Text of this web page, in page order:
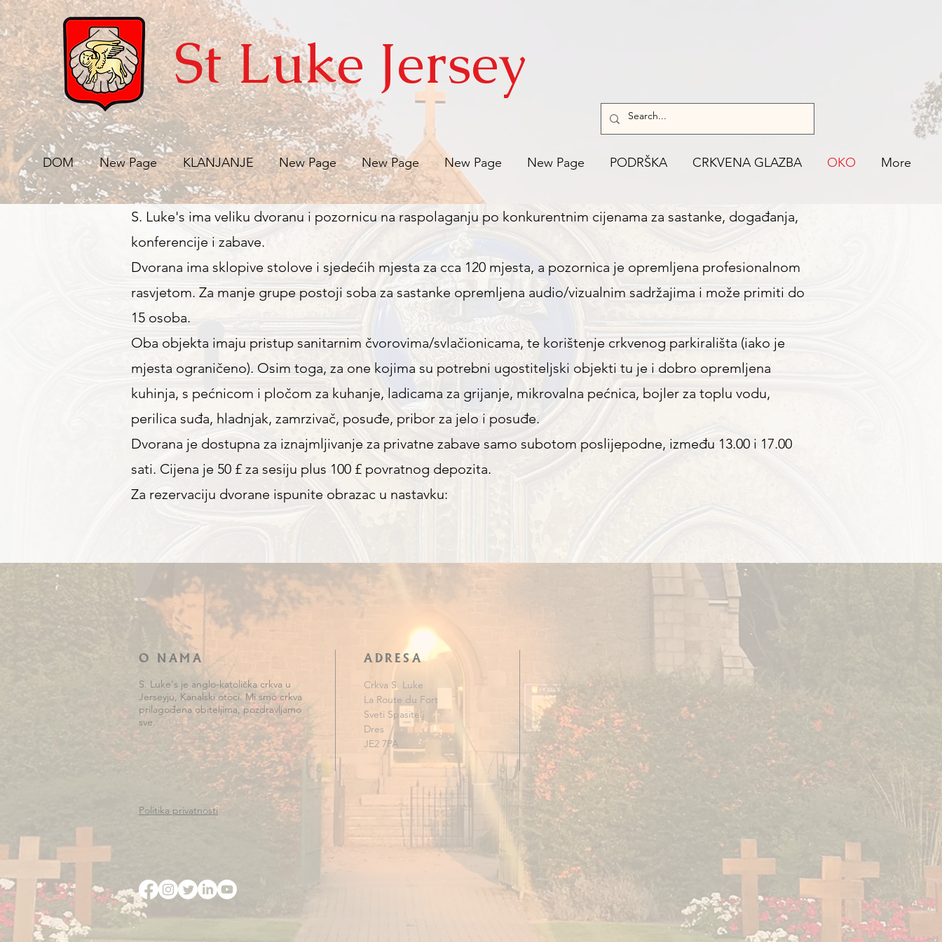
St Luke Jersey
DOM New Page KLANJANJE New Page New Page New Page New Page PODRŠKA CRKVENA GLAZBA OKO More
S. Luke's ima veliku dvoranu i pozornicu na raspolaganju po konkurentnim cijenama za sastanke, događanja,
konferencije i zabave.
Dvorana ima sklopive stolove i sjedećih mjesta za cca 120 mjesta, a pozornica je opremljena profesionalnom
rasvjetom. Za manje grupe postoji soba za sastanke opremljena audio/vizualnim sadržajima i može primiti do
15 osoba.
Oba objekta imaju pristup sanitarnim čvorovima/svlačionicama, te korištenje crkvenog parkirališta (iako je
mjesta ograničeno). Osim toga, za one kojima su potrebni ugostiteljski objekti tu je i dobro opremljena
kuhinja, s pećnicom i pločom za kuhanje, ladicama za grijanje, mikrovalna pećnica, bojler za toplu vodu,
perilica suđa, hladnjak, zamrzivač, posuđe, pribor za jelo i posuđe. ​
Dvorana je dostupna za iznajmljivanje za privatne zabave samo subotom poslijepodne, između 13.00 i 17.00
sati. Cijena je 50 £ za sesiju plus 100 £ povratnog depozita.
Za rezervaciju dvorane ispunite obrazac u nastavku:
O NAMA
S. Luke's je anglo-katolička crkva u
Jerseyju, Kanalski otoci. Mi smo crkva
prilagođena obiteljima, pozdravljamo
sve.
Politika privatnosti
ADRESA
Crkva S. Luke
La Route du Fort
Sveti Spasitelj
Dres
JE2 7PA